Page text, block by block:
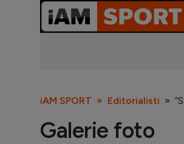
iAM SPORT Editorialisti
Galerie foto